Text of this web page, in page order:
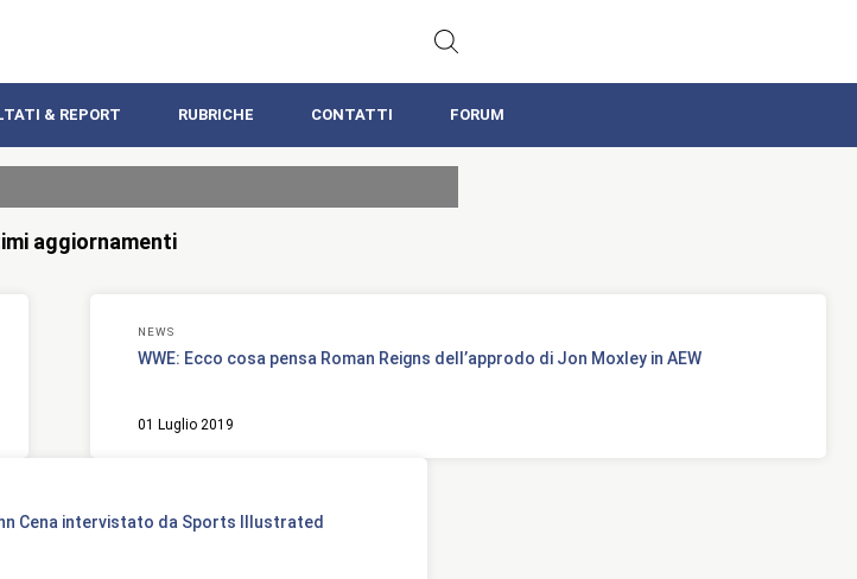
& REPORT RUBRICHE CONTATTI FORUM
aggiornamenti
NEWS
WWE: Ecco cosa pensa Roman Reigns dell’approdo di Jon Moxley in AEW
01 Luglio 2019
Cena intervistato da Sports Illustrated